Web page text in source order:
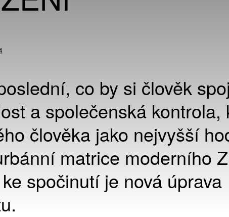
co by si člověk
a společenská kontrola,
člověka jako nejvyšší
matrice moderního
spočinutí je nová úprava